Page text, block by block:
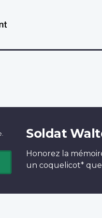
Soldat
Honorez la
un coquelicot*